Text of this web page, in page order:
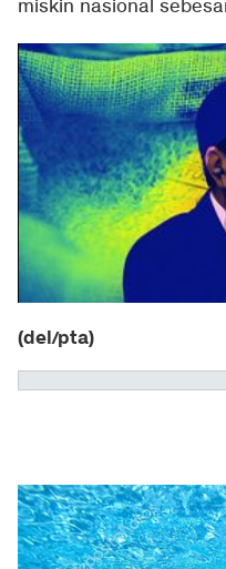
miskin nasional
(del/pta)